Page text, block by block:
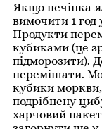
Якщо печінка
вимочити 1 год
Продукти
кубиками (це
підморозити).
перемішати.
кубики моркви,
подрібнену
харчовий